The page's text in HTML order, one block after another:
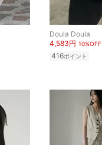
Doula Doula
4,583円 10%OFF
416ポイント